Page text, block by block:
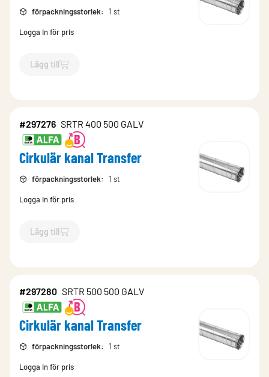
förpackningsstorlek: 1 st
Logga in för pris
Lägg till
`$Lägg till
#297276 SRTR 400 500 GALV
Cirkulär kanal Transfer
förpackningsstorlek: 1 st
Logga in för pris
Lägg till
`$Lägg till
#297280 SRTR 500 500 GALV
Cirkulär kanal Transfer
förpackningsstorlek: 1 st
Logga in för pris